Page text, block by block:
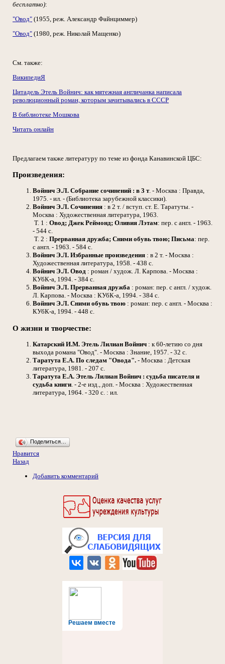
Решаем вместе
бесплатно):
"Овод" (1955, реж. Александр Файнциммер)
"Овод" (1980, реж. Николай Мащенко)
См. также:
ВикипедиЯ
Цитадель Этель Войнич: как мятежная англичанка написала
революционный роман, которым зачитывались в СССР
В библиотеке Мошкова
Читать онлайн
Предлагаем также литературу по теме из фонда Канавинской ЦБС:
Произведения:
Войнич Э.Л. Собрание сочинений : в 3 т. - Москва : Правда,
1975. - ил. - (Библиотека зарубежной классики).
Войнич Э.Л. Сочинения : в 2 т. / вступ. ст. Е. Таратуты. -
Москва : Художественная литература, 1963.
Т. 1 : Овод; Джек Реймонд; Оливия Лэтам: пер. с англ. - 1963.
- 544 с.
Т. 2 : Прерванная дружба; Сними обувь твою; Письма: пер.
с англ. - 1963. - 584 с.
Войнич Э.Л. Избранные произведения : в 2 т. - Москва :
Художественная литература, 1958. - 438 с.
Войнич Э.Л. Овод : роман / худож. Л. Карпова. - Москва :
КУбК-а, 1994. - 384 с.
Войнич Э.Л. Прерванная дружба : роман: пер. с англ. / худож.
Л. Карпова. - Москва : КУбК-а, 1994. - 384 с.
Войнич Э.Л. Сними обувь твою : роман: пер. с англ. - Москва :
КУбК-а, 1994. - 448 с.
О жизни и творчестве:
Катарский И.М. Этель Лилиан Войнич : к 60-летию со дня
выхода романа "Овод". - Москва : Знание, 1957. - 32 с.
Таратута Е.А. По следам "Овода". - Москва : Детская
литература, 1981. - 207 с.
Таратута Е.А. Этель Лилиан Войнич : судьба писателя и
судьба книги . - 2-е изд., доп. - Москва : Художественная
литература, 1964. - 320 с. : ил.
Поделиться…
Нравится
Назад
Добавить комментарий